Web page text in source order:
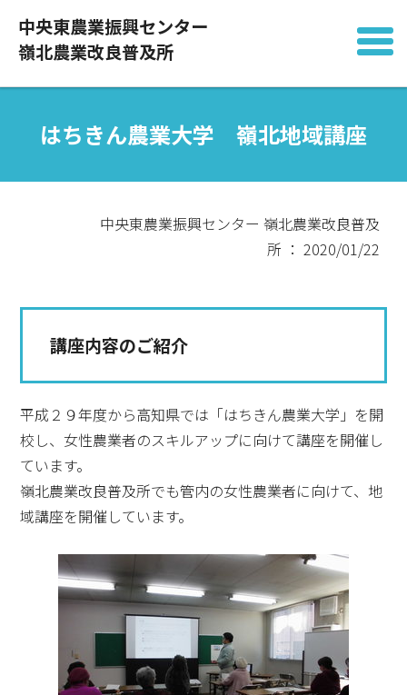
中央東農業振興センター
嶺北農業改良普及所
はちきん農業大学 嶺北地域講座
中央東農業振興センター 嶺北農業改良普及
所 ： 2020/01/22
講座内容のご紹介
平成２９年度から高知県では「はちきん農業大学」を開
校し、女性農業者のスキルアップに向けて講座を開催し
ています。
嶺北農業改良普及所でも管内の女性農業者に向けて、地
域講座を開催しています。